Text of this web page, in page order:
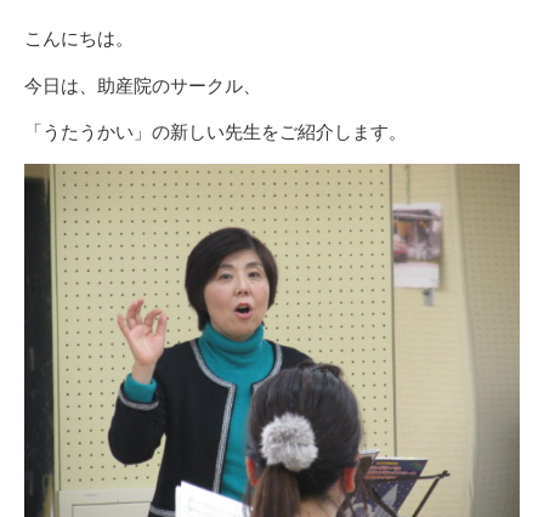
こんにちは。
今日は、助産院のサークル、
「うたうかい」の新しい先生をご紹介します。